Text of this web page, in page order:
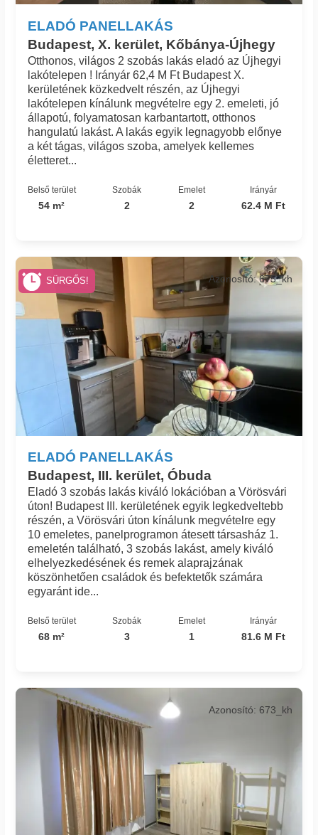
ELADÓ PANELLAKÁS
Budapest, X. kerület, Kőbánya-Újhegy
Otthonos, világos 2 szobás lakás eladó az Újhegyi
lakótelepen ! Irányár 62,4 M Ft Budapest X.
kerületének közkedvelt részén, az Újhegyi
lakótelepen kínálunk megvételre egy 2. emeleti, jó
állapotú, folyamatosan karbantartott, otthonos
hangulatú lakást. A lakás egyik legnagyobb előnye
a két tágas, világos szoba, amelyek kellemes
életteret...
Belső terület
54 m²
Szobák
2
Emelet
2
Irányár
62.4 M Ft
ELADÓ PANELLAKÁS
Budapest, III. kerület, Óbuda
Azonosító: 675_kh
Eladó 3 szobás lakás kiváló lokációban a Vörösvári
úton! Budapest III. kerületének egyik legkedveltebb
részén, a Vörösvári úton kínálunk megvételre egy
10 emeletes, panelprogramon átesett társasház 1.
emeletén található, 3 szobás lakást, amely kiváló
elhelyezkedésének és remek alaprajzának
köszönhetően családok és befektetők számára
egyaránt ide...
Belső terület
68 m²
Szobák
3
Emelet
1
Irányár
81.6 M Ft
SÜRGŐS!
Azonosító: 673_kh